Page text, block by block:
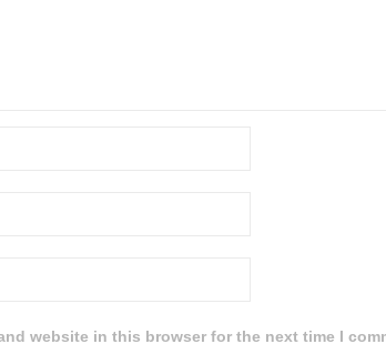
website in this browser for the next time I